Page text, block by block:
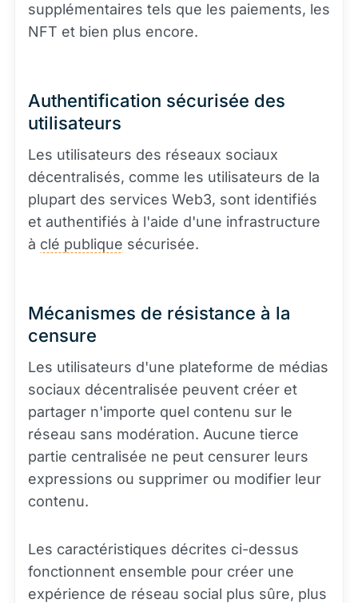
supplémentaires tels que les paiements, les
NFT et bien plus encore.
Authentification sécurisée des
utilisateurs
Les utilisateurs des réseaux sociaux
décentralisés, comme les utilisateurs de la
plupart des services Web3, sont identifiés
et authentifiés à l'aide d'une infrastructure
à clé publique sécurisée.
Mécanismes de résistance à la
censure
Les utilisateurs d'une plateforme de médias
sociaux décentralisée peuvent créer et
partager n'importe quel contenu sur le
réseau sans modération. Aucune tierce
partie centralisée ne peut censurer leurs
expressions ou supprimer ou modifier leur
contenu.
Les caractéristiques décrites ci-dessus
fonctionnent ensemble pour créer une
expérience de réseau social plus sûre, plus